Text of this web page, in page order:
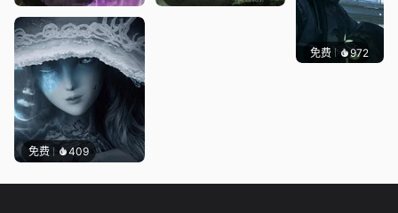
免费 409
免费 972辰东